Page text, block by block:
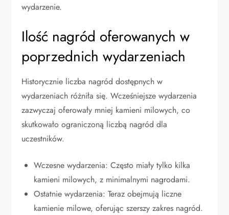
wydarzenie.
Ilość nagród oferowanych w
poprzednich wydarzeniach
Historycznie liczba nagród dostępnych w
wydarzeniach różniła się. Wcześniejsze wydarzenia
zazwyczaj oferowały mniej kamieni milowych, co
skutkowało ograniczoną liczbą nagród dla
uczestników.
Wczesne wydarzenia: Często miały tylko kilka
kamieni milowych, z minimalnymi nagrodami.
Ostatnie wydarzenia: Teraz obejmują liczne
kamienie milowe, oferując szerszy zakres nagród.